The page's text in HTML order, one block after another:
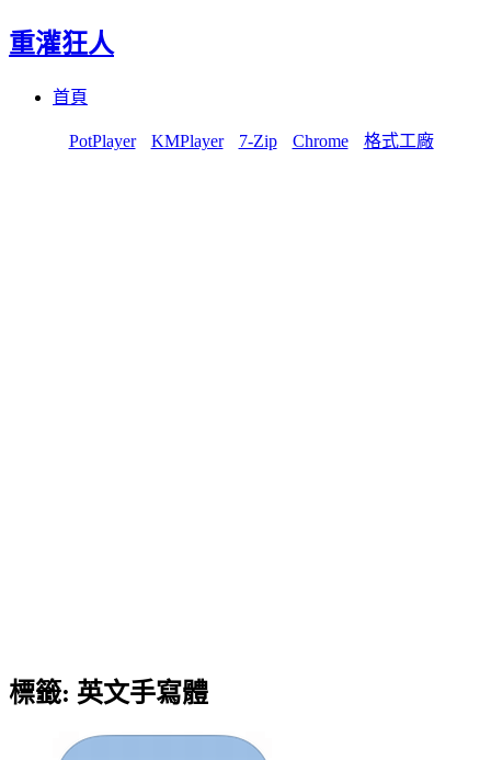
重灌狂人
首頁
PotPlayer KMPlayer 7-Zip Chrome 格式工廠
標籤: 英文手寫體